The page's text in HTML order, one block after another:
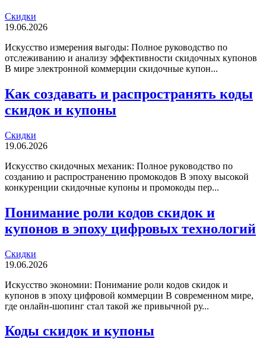
Скидки
19.06.2026
Искусство измерения выгоды: Полное руководство по
отслеживанию и анализу эффективности скидочных купонов
В мире электронной коммерции скидочные купон...
Как создавать и распространять коды
скидок и купоны
Скидки
19.06.2026
Искусство скидочных механик: Полное руководство по
созданию и распространению промокодов В эпоху высокой
конкуренции скидочные купоны и промокоды пер...
Понимание роли кодов скидок и
купонов в эпоху цифровых технологий
Скидки
19.06.2026
Искусство экономии: Понимание роли кодов скидок и
купонов в эпоху цифровой коммерции В современном мире,
где онлайн-шопинг стал такой же привычной ру...
Коды скидок и купоны